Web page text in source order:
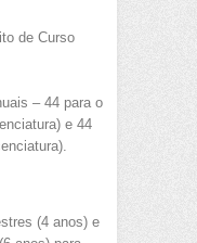
de Curso
– 44 para o
e 44
(4 anos) e